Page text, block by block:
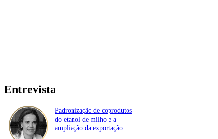
Entrevista
Padronização de coprodutos
do etanol de milho e a
ampliação da exportação